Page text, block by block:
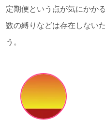
定期便という点が気にかか
数の縛りなどは存在しない
う。